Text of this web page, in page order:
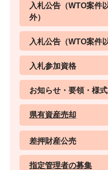
入札公告（WTO案件
外）
入札公告（WTO案件
入札参加資格
お知らせ・要領・様式
県有資産売却
差押財産公売
指定管理者の募集